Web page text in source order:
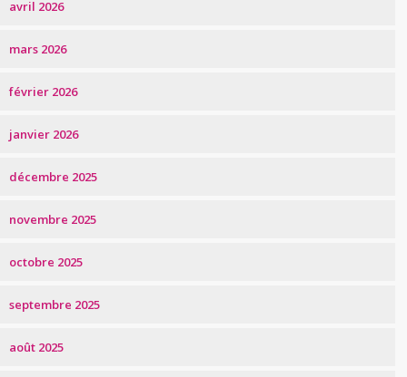
avril 2026
mars 2026
février 2026
janvier 2026
décembre 2025
novembre 2025
octobre 2025
septembre 2025
août 2025